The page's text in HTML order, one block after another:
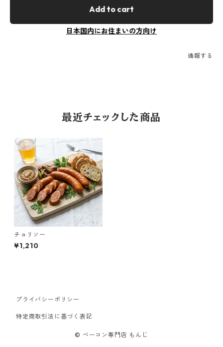
Add to cart
日本国内にお住まいの方向け
通報する
最近チェックした商品
チョリソー
¥1,210
プライバシーポリシー
特定商取引法に基づく表記
© ベーコン専門店 もんじ